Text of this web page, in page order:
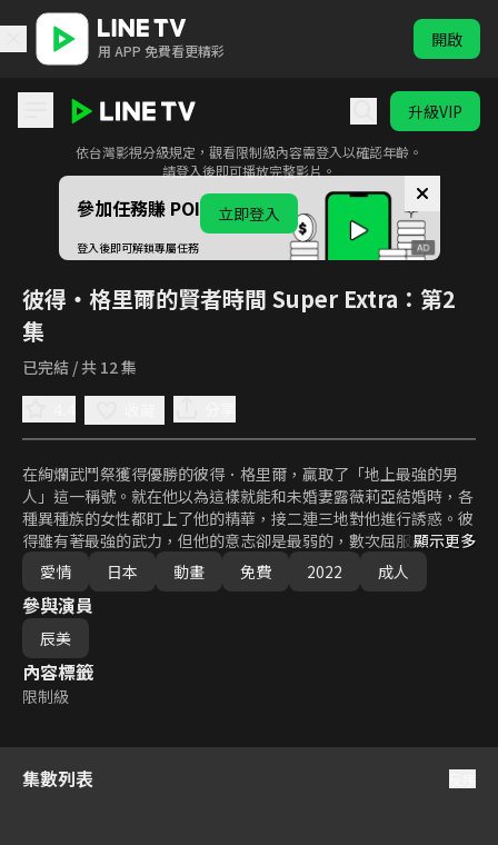
用 APP 免費看更精彩 開啟
升級VIP
彼得・格里爾的賢者時間 Super Extra
此影音為限制級內容
依台灣影視分級規定，觀看限制級內容需登入以確認年齡。
請登入後即可播放完整影片。
立即登入
參加任務賺 POINTS！
登入後即可解鎖專屬任務
彼得・格里爾的賢者時間 Super Extra ：第2
集
已完結 / 共 12 集
在絢爛武鬥祭獲得優勝的彼得．格里爾，贏取了「地上最強的男
人」這一稱號。就在他以為這樣就能和未婚妻露薇莉亞結婚時，各
種異種族的女性都盯上了他的精華，接二連三地對他進行誘惑。彼
得雖有著最強的武力，但他的意志卻是最弱的，數次屈服於誘惑，
放縱他的下半身。但此時傳來了發生令人忌諱的哥布林災禍的情
報。彼得雖然趕往進行鎮壓，但在戰場上卻遭遇了意想不到的邂
逅。哥布林的巢穴，精靈之村，矮人之鄉……就算換了舞台，誘惑
也不見止息。地表最強的賢者時間再次開幕！
顯示更多
愛情
日本 動畫 免費 2022 成人
參與演員
辰美
內容標籤
限制級
集數列表